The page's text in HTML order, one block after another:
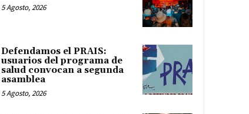
5 Agosto, 2026
Defendamos el PRAIS:
usuarios del programa de
salud convocan a segunda
asamblea
5 Agosto, 2026